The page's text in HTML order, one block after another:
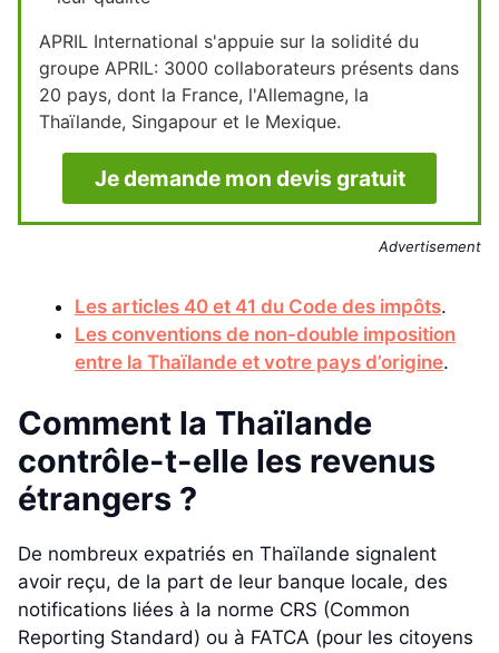
APRIL International s'appuie sur la solidité du
groupe APRIL: 3000 collaborateurs présents dans
20 pays, dont la France, l'Allemagne, la
Thaïlande, Singapour et le Mexique.
Je demande mon devis gratuit
Advertisement
Les articles 40 et 41 du Code des impôts.
Les conventions de non-double imposition
entre la Thaïlande et votre pays d’origine.
Comment la Thaïlande
contrôle-t-elle les revenus
étrangers ?
De nombreux expatriés en Thaïlande signalent
avoir reçu, de la part de leur banque locale, des
notifications liées à la norme CRS (Common
Reporting Standard) ou à FATCA (pour les citoyens